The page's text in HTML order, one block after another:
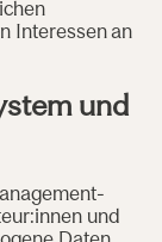
Interessen an
und
und